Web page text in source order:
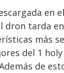
en
dron tarda
más
del 1
de